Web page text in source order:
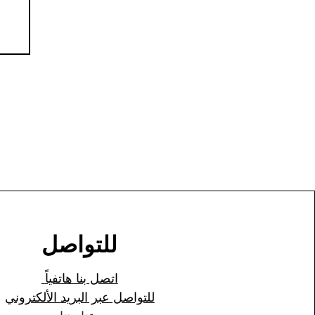
للتواصل
اتصل بنا هاتفياً
للتواصل عبر البريد الألكتروني